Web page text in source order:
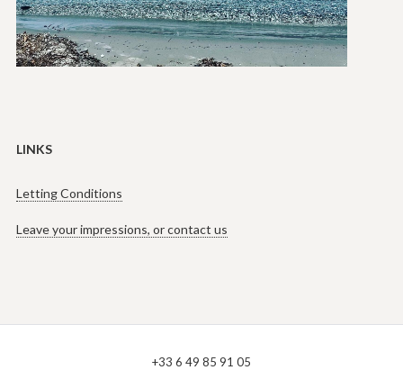
LINKS
Letting Conditions
Leave your impressions, or contact us
+33 6 49 85 91 05